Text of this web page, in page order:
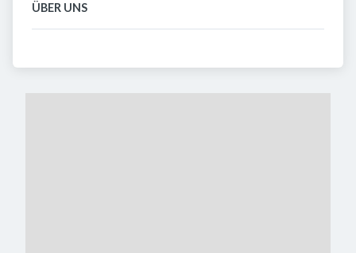
ÜBER UNS